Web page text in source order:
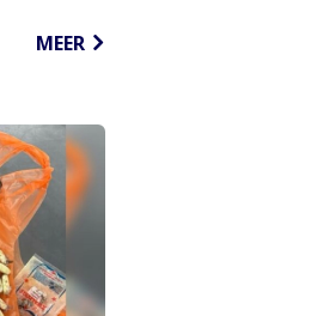
MEER